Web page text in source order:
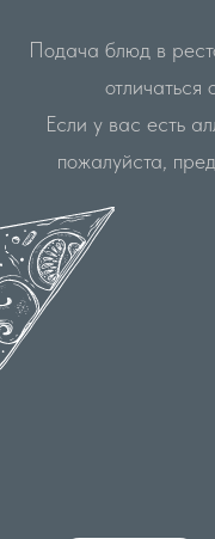
Подача блюд в
отличаться
Если у вас есть
пожалуйста,